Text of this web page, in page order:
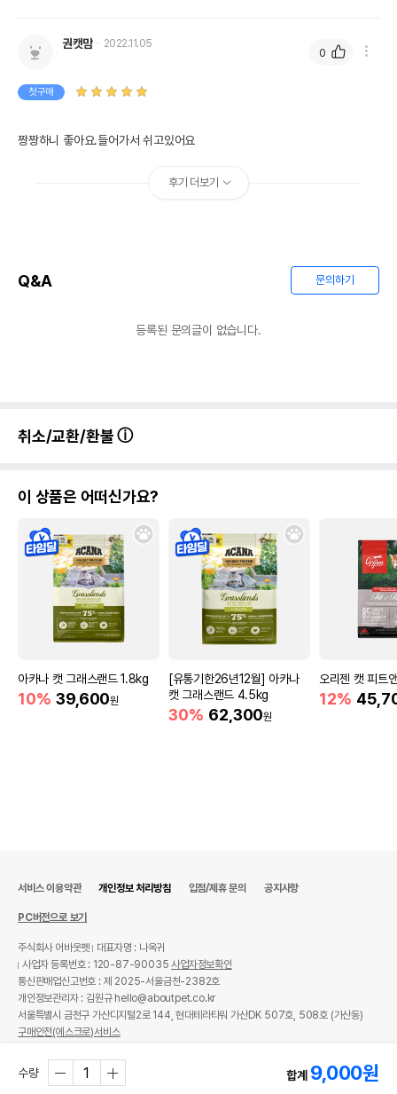
권캣맘 2022.11.05
첫구매
짱짱하니 좋아요.들어가서 쉬고있어요
0
후기 더보기
Q&A 문의하기
등록된 문의글이 없습니다.
취소/교환/환불
이 상품은 어떠신가요?
아카나 캣 그래스랜드 1.8kg
10% 39,600원
[유통기한26년12월] 아카나
캣 그래스랜드 4.5kg
30% 62,300원
오리젠 캣 피트
12%
수량 합계 9,000원
서비스 이용약관 개인정보 처리방침 입점/제휴 문의 공지사항
PC버전으로 보기
주식회사 어바웃펫
대표자명 : 나옥귀
사업자 등록번호 : 120-87-90035사업자정보확인
통신판매업신고번호 : 제 2025-서울금천-2382호
개인정보관리자 : 김원규 hello@aboutpet.co.kr
서울특별시 금천구 가산디지털2로 144, 현대테라타워 가산DK 507호, 508호 (가산동)
구매안전(에스크로)서비스